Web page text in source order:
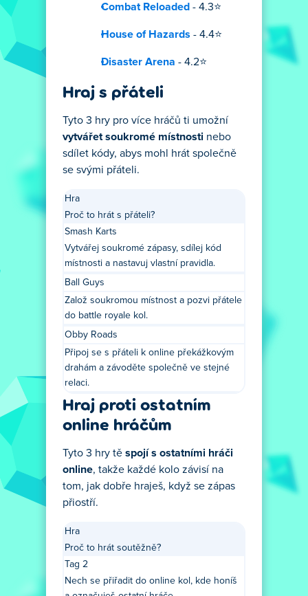
Combat Reloaded - 4.3⭐
House of Hazards - 4.4⭐
Disaster Arena - 4.2⭐
Hraj s přáteli
Tyto 3 hry pro více hráčů ti umožní
vytvářet soukromé místnosti nebo
sdílet kódy, abys mohl hrát společně
se svými přáteli.
Hra
Proč to hrát s přáteli?
Smash Karts
Vytvářej soukromé zápasy, sdílej kód
místnosti a nastavuj vlastní pravidla.
Ball Guys
Založ soukromou místnost a pozvi přátele
do battle royale kol.
Obby Roads
Připoj se s přáteli k online překážkovým
drahám a závoděte společně ve stejné
relaci.
Hraj proti ostatním
online hráčům
Tyto 3 hry tě spojí s ostatními hráči
online, takže každé kolo závisí na
tom, jak dobře hraješ, když se zápas
přiostří.
Hra
Proč to hrát soutěžně?
Tag 2
Nech se přiřadit do online kol, kde honíš